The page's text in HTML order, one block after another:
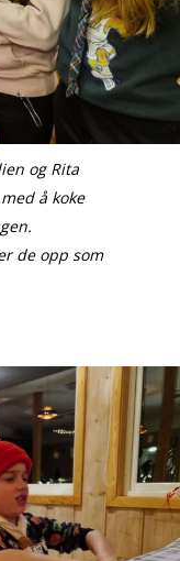
og Rita
å koke
de opp som